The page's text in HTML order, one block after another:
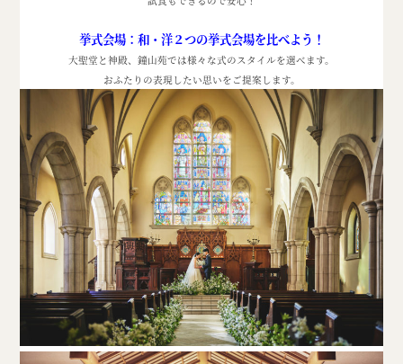
挙式会場：和・洋２つの挙式会場を比べよう！
大聖堂と神殿、鐘山苑では様々な式のスタイルを選べます。
おふたりの表現したい思いをご提案します。